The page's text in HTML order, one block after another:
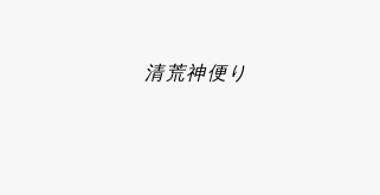
清荒神便り